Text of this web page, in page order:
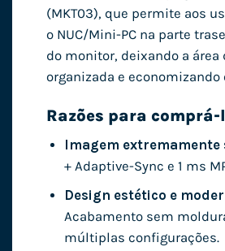
(MKT03), que permite aos
o NUC/Mini-PC na parte
do monitor, deixando a área
organizada e economizando
Razões para comprá-
Imagem extremamente
+ Adaptive-Sync e 1 ms
Design estético e
Acabamento sem
múltiplas configurações.